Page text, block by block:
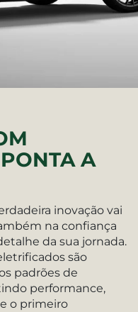
A
inovação vai
na confiança
da sua jornada.
são
padrões de
performance,
o primeiro